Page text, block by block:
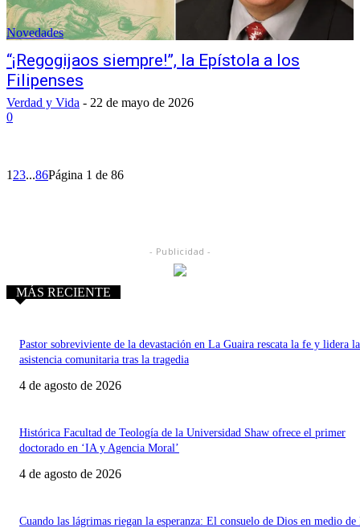
Novedades
“¡Regogijaos siempre!”, la Epístola a los
Filipenses
Verdad y Vida - 22 de mayo de 2026
0
1 23...86Página 1 de 86
- Publicidad -
MÁS RECIENTE
Pastor sobreviviente de la devastación en La Guaira rescata la fe y lidera la
asistencia comunitaria tras la tragedia
4 de agosto de 2026
Histórica Facultad de Teología de la Universidad Shaw ofrece el primer
doctorado en ‘IA y Agencia Moral’
4 de agosto de 2026
Cuando las lágrimas riegan la esperanza: El consuelo de Dios en medio de